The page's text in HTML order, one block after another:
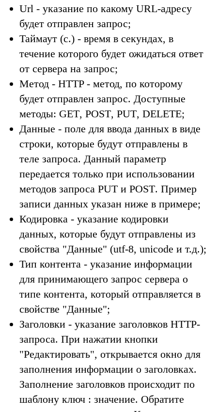
Url - указание по какому URL-адресу
будет отправлен запрос;
Таймаут (с.) - время в секундах, в
течение которого будет ожидаться ответ
от сервера на запрос;
Метод - HTTP - метод, по которому
будет отправлен запрос. Доступные
методы: GET, POST, PUT, DELETE;
Данные - поле для ввода данных в виде
строки, которые будут отправлены в
теле запроса. Данный параметр
передается только при использовании
методов запроса PUT и POST. Пример
записи данных указан ниже в примере;
Кодировка - указание кодировки
данных, которые будут отправлены из
свойства "Данные" (utf-8, unicode и т.д.);
Тип контента - указание информации
для принимающего запрос сервера о
типе контента, который отправляется в
свойстве "Данные";
Заголовки - указание заголовков HTTP-
запроса. При нажатии кнопки
"Редактировать", открывается окно для
заполнения информации о заголовках.
Заполнение заголовков происходит по
шаблону ключ : значение. Обратите